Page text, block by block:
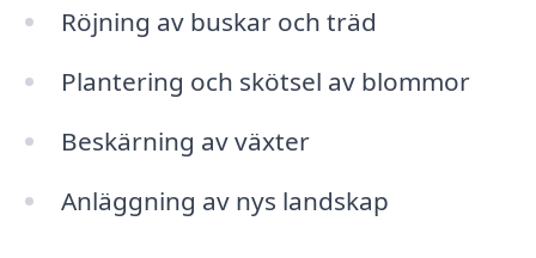
Röjning av buskar och träd
Plantering och skötsel av blommor
Beskärning av växter
Anläggning av nys landskap